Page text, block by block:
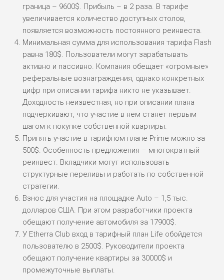
граница – 9600$. Прибыль – в 2 раза. В тарифе
увеличивается количество доступных столов,
появляется возможность постоянного реинвеста.
Минимальная сумма для использования тарифа Flash
равна 180$. Пользователи могут зарабатывать
активно и пассивно. Компания обещает «огромные»
реферальные вознаграждения, однако конкретных
цифр при описании тарифа никто не указывает.
Доходность неизвестная, но при описании плана
подчеркивают, что участие в нем станет первым
шагом к покупке собственной квартиры.
Принять участие в тарифном плане Prime можно за
500$. Особенность предложения – многократный
реинвест. Вкладчики могут использовать
структурные переливы и работать по собственной
стратегии.
Взнос для участия на площадке Auto – 1,5 тыс.
долларов США. При этом разработчики проекта
обещают получение автомобиля за 17900$.
У Etherra Club вход в тарифный план Life обойдется
пользователю в 2500$. Руководители проекта
обещают получение квартиры за 30000$ и
промежуточные выплаты.